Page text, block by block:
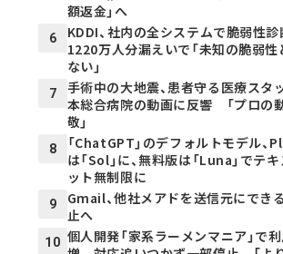
額返金」へ
6
KDDI、社内の全システムで脆弱性
1220万人分漏えいで「未知の脆弱
ない」
7
手術中の大地震、患者守る医療ス
本総合病院の動画に反響 「プロの動
敬」
8
「ChatGPT」のデフォルトモデル、
は「Sol」に、無料版は「Luna」でテ
ット無制限に
9
Gmail、他社メアドを送信元にでき
止へ
10 個人開発「家系ラーメンマニア」で